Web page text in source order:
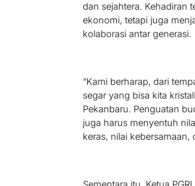
dan sejahtera. Kehadiran
ekonomi, tetapi juga
kolaborasi antar generasi.
“Kami berharap, dari
segar yang bisa kita
Pekanbaru. Penguatan
juga harus menyentuh
keras, nilai kebersamaan,